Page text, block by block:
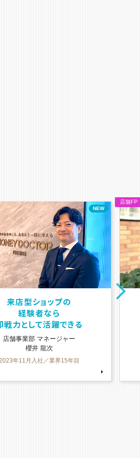
総合金融代理店として
お客さまの人生に
寄り添える
店舗事業部 店長
山本 友子
2022年6月入社／業界39年目